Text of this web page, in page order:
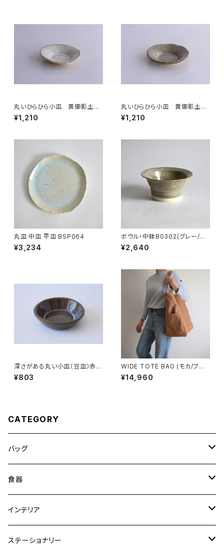
丸いひらひら小皿 黄御影土×
チタンマット釉
¥1,210
丸いひらひら小皿 黄御影土×
白鼠結晶釉
¥1,210
丸皿 中皿 平皿 BSP064
¥3,234
ボウル・中鉢B0302(グレー/ベ
ージュ)
¥2,640
深さがある丸い小皿（豆皿）赤土
×乳濁灰釉
¥803
WIDE TOTE BAG (モカ/ブラ
ウン)
¥14,960
CATEGORY
バッグ
トートバッグ
ショルダーバッグ
ワンハンドルバッグ
食器
大皿
中皿
インテリア
花瓶・フラワーベース
ステーショナリー